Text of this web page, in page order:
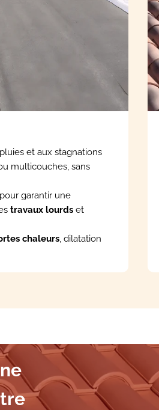
et aux stagnations
multicouches, sans
garantir une
travaux lourds et
chaleurs, dilatation